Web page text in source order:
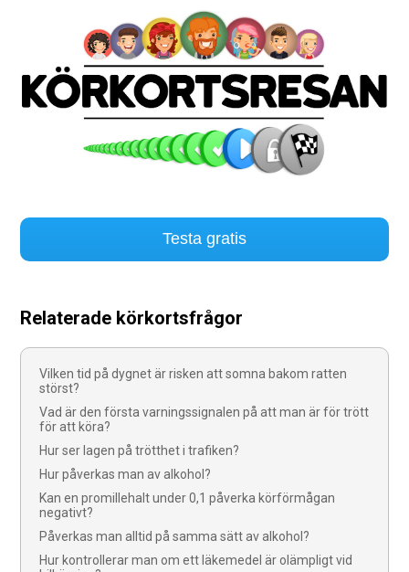
Testa gratis
Relaterade körkortsfrågor
Vilken tid på dygnet är risken att somna bakom ratten
störst?
Vad är den första varningssignalen på att man är för trött
för att köra?
Hur ser lagen på trötthet i trafiken?
Hur påverkas man av alkohol?
Kan en promillehalt under 0,1 påverka körförmågan
negativt?
Påverkas man alltid på samma sätt av alkohol?
Hur kontrollerar man om ett läkemedel är olämpligt vid